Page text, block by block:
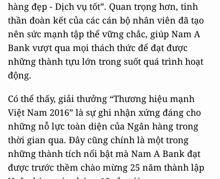
hàng đẹp - Dịch vụ tốt”. Quan trọng hơn, tinh
thần đoàn kết của các cán bộ nhân viên đã tạo
nên sức mạnh tập thể vững chắc, giúp Nam A
Bank vượt qua mọi thách thức để đạt được
những thành tựu lớn trong suốt quá trình hoạt
động.
Có thể thấy, giải thưởng “Thương hiệu mạnh
Việt Nam 2016” là sự ghi nhận xứng đáng cho
những nỗ lực toàn diện của Ngân hàng trong
thời gian qua. Đây cũng chính là một trong
những thành tích nổi bật mà Nam A Bank đạt
được trước thềm chào mừng 25 năm thành lập